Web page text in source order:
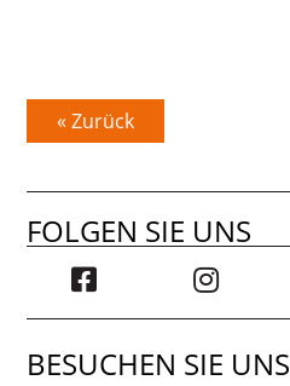
« Zurück
FOLGEN SIE UNS
BESUCHEN SIE UNS